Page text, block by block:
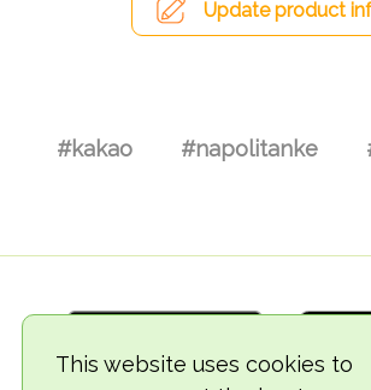
This website uses cookies to
Update product
#kakao #napolitanke